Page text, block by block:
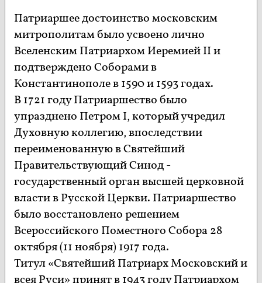
Патриаршее достоинство московским
митрополитам было усвоено лично
Вселенским Патриархом Иеремией II и
подтверждено Соборами в
Константинополе в 1590 и 1593 годах.
В 1721 году Патриаршество было
упразднено Петром I, который учредил
Духовную коллегию, впоследствии
переименованную в Святейший
Правительствующий Синод -
государственный орган высшей церковной
власти в Русской Церкви. Патриаршество
было восстановлено решением
Всероссийского Поместного Собора 28
октября (11 ноября) 1917 года.
Титул «Святейший Патриарх Московский и